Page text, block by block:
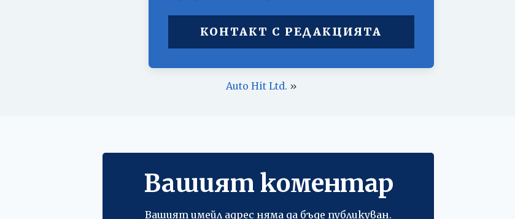
КОНТАКТ С РЕДАКЦИЯТА
Auto Hit Ltd. »
Вашият коментар
Вашият имейл адрес няма да бъде публикуван.